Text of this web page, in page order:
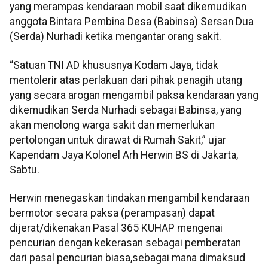
yang merampas kendaraan mobil saat dikemudikan
anggota Bintara Pembina Desa (Babinsa) Sersan Dua
(Serda) Nurhadi ketika mengantar orang sakit.
“Satuan TNI AD khususnya Kodam Jaya, tidak
mentolerir atas perlakuan dari pihak penagih utang
yang secara arogan mengambil paksa kendaraan yang
dikemudikan Serda Nurhadi sebagai Babinsa, yang
akan menolong warga sakit dan memerlukan
pertolongan untuk dirawat di Rumah Sakit,” ujar
Kapendam Jaya Kolonel Arh Herwin BS di Jakarta,
Sabtu.
Herwin menegaskan tindakan mengambil kendaraan
bermotor secara paksa (perampasan) dapat
dijerat/dikenakan Pasal 365 KUHAP mengenai
pencurian dengan kekerasan sebagai pemberatan
dari pasal pencurian biasa,sebagai mana dimaksud